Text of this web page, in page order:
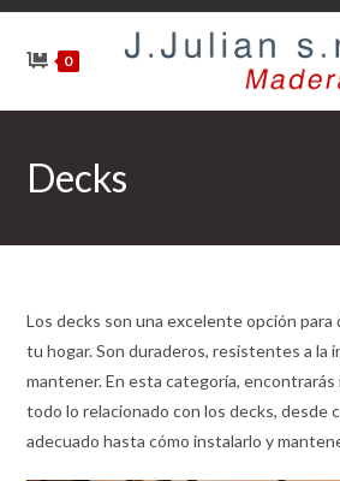
Ir
contenido
0
Decks
Los decks son una excelente opción
tu hogar. Son duraderos, resistentes a la
mantener. En esta categoría,
todo lo relacionado con los decks, desde
adecuado hasta cómo instalarlo y